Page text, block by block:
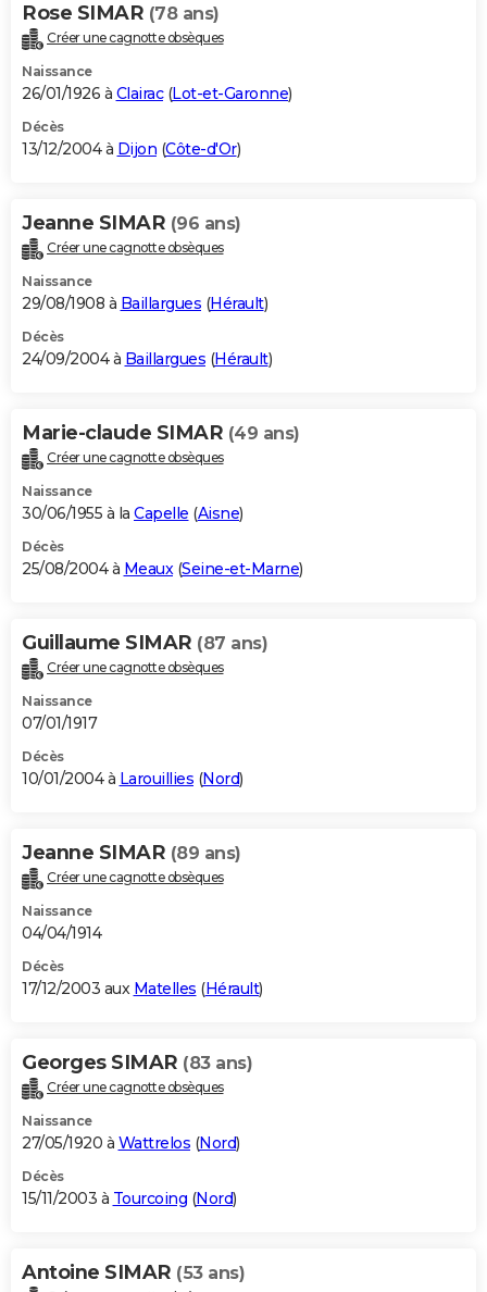
Rose SIMAR (78 ans)
Créer une cagnotte obsèques
Naissance
26/01/1926 à Clairac(Lot-et-Garonne)
Décès
13/12/2004 à Dijon (Côte-d'Or)
Jeanne SIMAR (96 ans)
Créer une cagnotte obsèques
Naissance
29/08/1908 à Baillargues (Hérault)
Décès
24/09/2004 à Baillargues (Hérault)
Marie-claude SIMAR (49 ans)
Créer une cagnotte obsèques
Naissance
30/06/1955 à la Capelle (Aisne)
Décès
25/08/2004 à Meaux(Seine-et-Marne)
Guillaume SIMAR (87 ans)
Créer une cagnotte obsèques
Naissance
07/01/1917
Décès
10/01/2004 à Larouillies (Nord)
Jeanne SIMAR (89 ans)
Créer une cagnotte obsèques
Naissance
04/04/1914
Décès
17/12/2003 aux Matelles (Hérault)
Georges SIMAR (83 ans)
Créer une cagnotte obsèques
Naissance
27/05/1920 à Wattrelos (Nord)
Décès
15/11/2003 à Tourcoing (Nord)
Antoine SIMAR (53 ans)